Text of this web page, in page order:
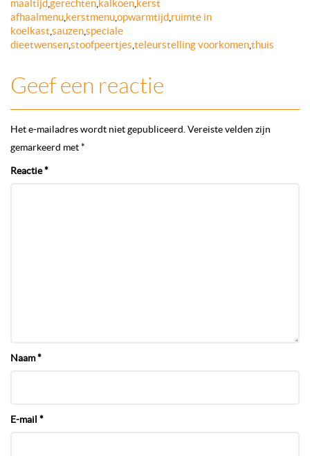
maaltijd gerechten kalkoen kerst
afhaalmenu kerstmenuopwarmtijd ruimte in
koelkast sauzenspeciale
dieetwensenstoofpeertjes teleurstelling voorkomenthuis
Geef een reactie
Het e-mailadres wordt niet gepubliceerd. Vereiste velden zijn
gemarkeerd met*
Reactie*
Naam*
E-mail *